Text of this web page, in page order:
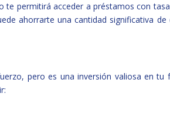
te permitirá acceder a préstamos con
ahorrarte una cantidad significativa
pero es una inversión valiosa en tu